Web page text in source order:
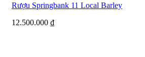
Rượu Springbank 11 Local Barley
12.500.000 ₫